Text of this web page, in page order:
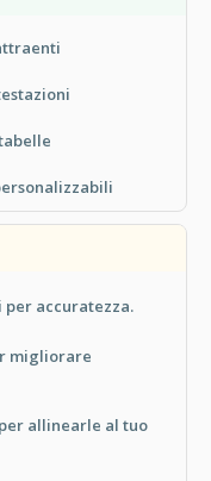
accuratezza.
migliorare
allinearle al tuo